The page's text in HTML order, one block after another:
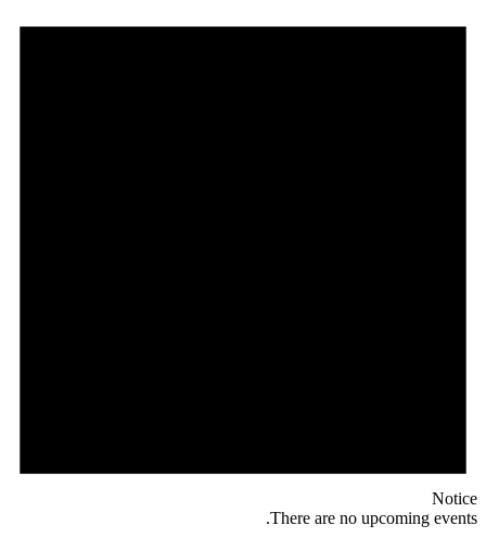
Notice
There are no upcoming events.